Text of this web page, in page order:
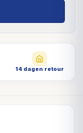
14 dagen retour